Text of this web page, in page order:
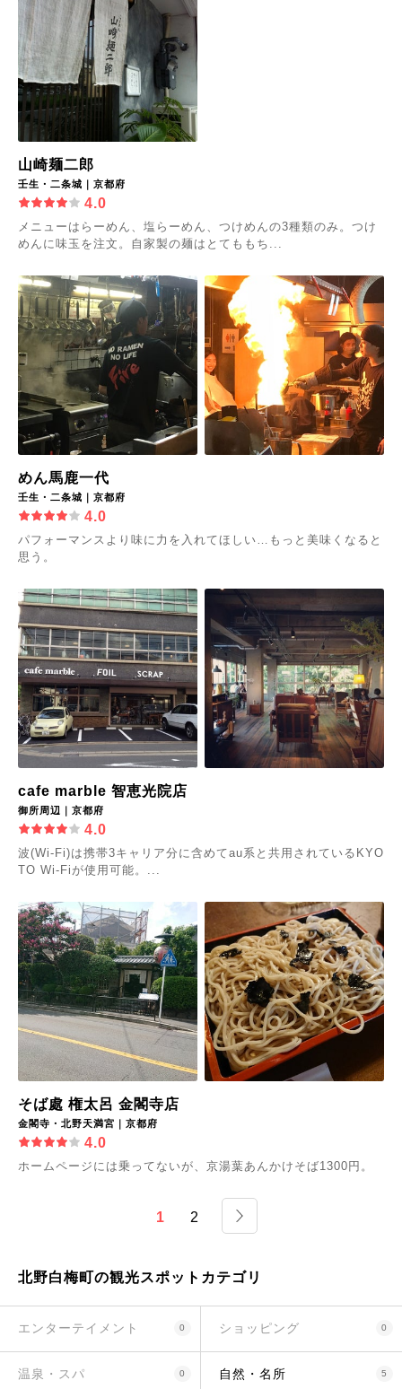
山崎麺二郎
壬生・二条城｜京都府
4.0
メニューはらーめん、塩らーめん、つけめんの3種類のみ。つけ
めんに味玉を注文。自家製の麺はとてももち...
めん馬鹿一代
壬生・二条城｜京都府
4.0
パフォーマンスより味に力を入れてほしい…もっと美味くなると
思う。
cafe marble 智恵光院店
御所周辺｜京都府
4.0
波(Wi-Fi)は携帯3キャリア分に含めてau系と共用されているKYO
TO Wi-Fiが使用可能。...
そば處 権太呂 金閣寺店
金閣寺・北野天満宮｜京都府
4.0
ホームページには乗ってないが、京湯葉あんかけそば1300円。
1 2
北野白梅町の観光スポットカテゴリ
エンターテイメント 0 ショッピング 0
温泉・スパ 0 自然・名所 5